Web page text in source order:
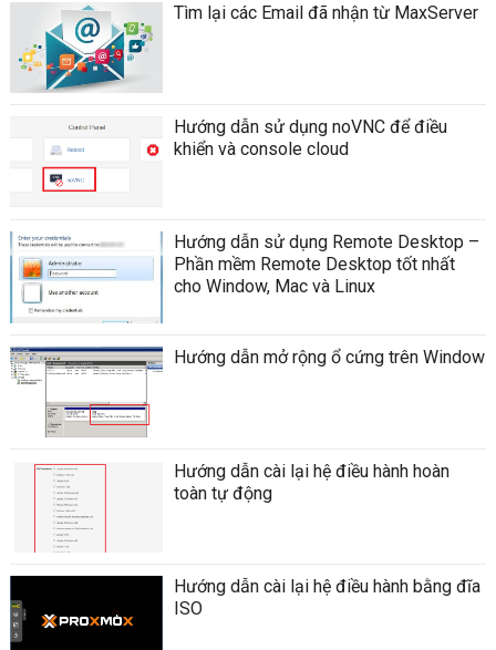
Tìm lại các Email đã nhận từ MaxServer
Hướng dẫn sử dụng noVNC để điều
khiển và console cloud
Hướng dẫn sử dụng Remote Desktop –
Phần mềm Remote Desktop tốt nhất
cho Window, Mac và Linux
Hướng dẫn mở rộng ổ cứng trên Window
Hướng dẫn cài lại hệ điều hành hoàn
toàn tự động
Hướng dẫn cài lại hệ điều hành bằng đĩa
ISO